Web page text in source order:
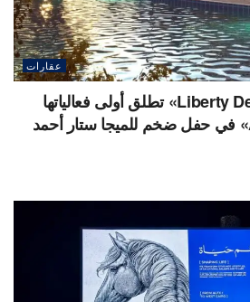
عقارات
شركة «Liberty Developments» تطلق أولى فعالياتها
الترفيهية بمشروع «AT» في حفل ضخم للميجا ستار أحمد